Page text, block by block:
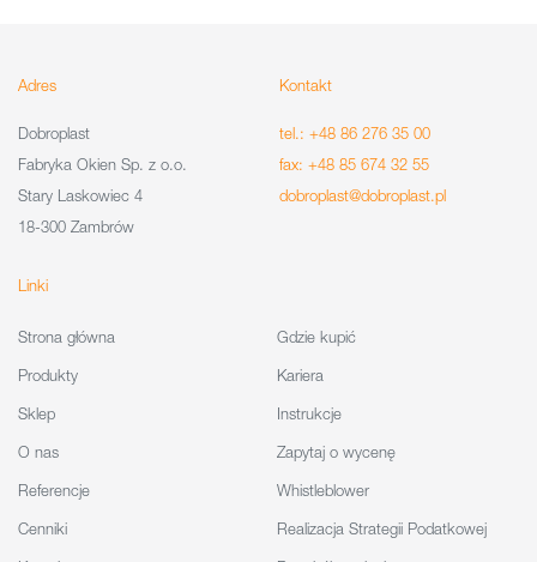
Adres
Dobroplast
Fabryka Okien Sp. z o.o.
Stary Laskowiec 4
18-300 Zambrów
Kontakt
tel.: +48 86 276 35 00
fax: +48 85 674 32 55
dobroplast@dobroplast.pl
Linki
Strona główna
Produkty
Sklep
O nas
Referencje
Cenniki
Gdzie kupić
Kariera
Instrukcje
Zapytaj o wycenę
Whistleblower
Realizacja Strategii Podatkowej